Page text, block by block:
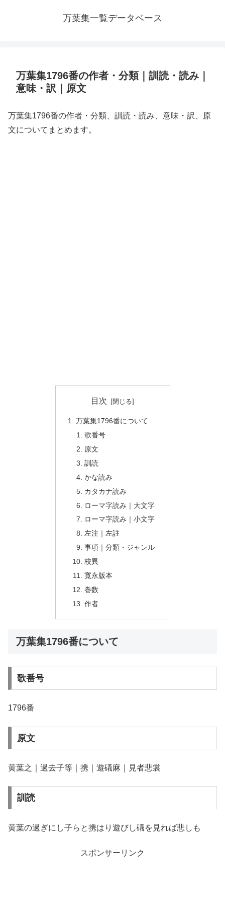
万葉集一覧データベース
万葉集1796番の作者・分類｜訓読・読み｜
意味・訳｜原文
万葉集1796番の作者・分類、訓読・読み、意味・訳、原
文についてまとめます。
目次
万葉集1796番について
歌番号
原文
訓読
かな読み
カタカナ読み
ローマ字読み｜大文字
ローマ字読み｜小文字
左注｜左註
事項｜分類・ジャンル
校異
寛永版本
巻数
作者
万葉集1796番について
歌番号
1796番
原文
黄葉之｜過去子等｜携｜遊礒麻｜見者悲裳
訓読
黄葉の過ぎにし子らと携はり遊びし礒を見れば悲しも
スポンサーリンク